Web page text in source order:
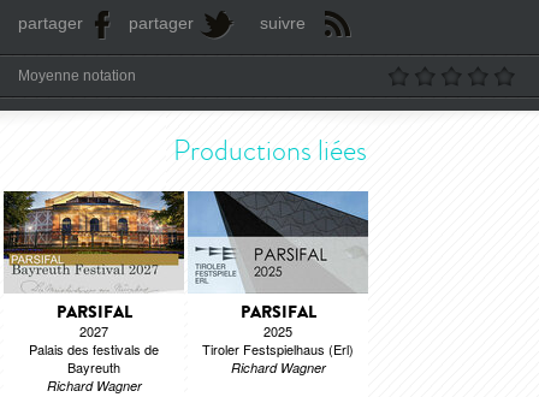
partager partager suivre
Moyenne notation
Productions liées
PARSIFAL
2027
Palais des festivals de
Bayreuth
Richard Wagner
PARSIFAL
2025
Tiroler Festspielhaus (Erl)
Richard Wagner